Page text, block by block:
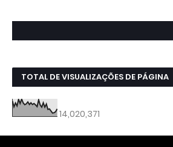
TOTAL DE VISUALIZAÇÕES DE PÁGINA
14,020,371